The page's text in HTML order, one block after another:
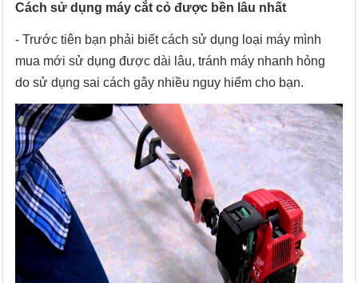
Cách sử dụng máy cắt cỏ được bền lâu nhất
- Trước tiên bạn phải biết cách sử dụng loại máy mình
mua mới sử dụng được dài lâu, tránh máy nhanh hỏng
do sử dụng sai cách gây nhiều nguy hiểm cho bạn.